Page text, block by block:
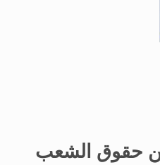
حقوق الشعب